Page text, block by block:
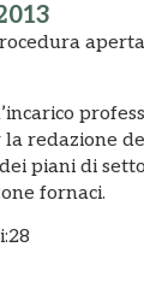
redazione
piani di
fornaci.